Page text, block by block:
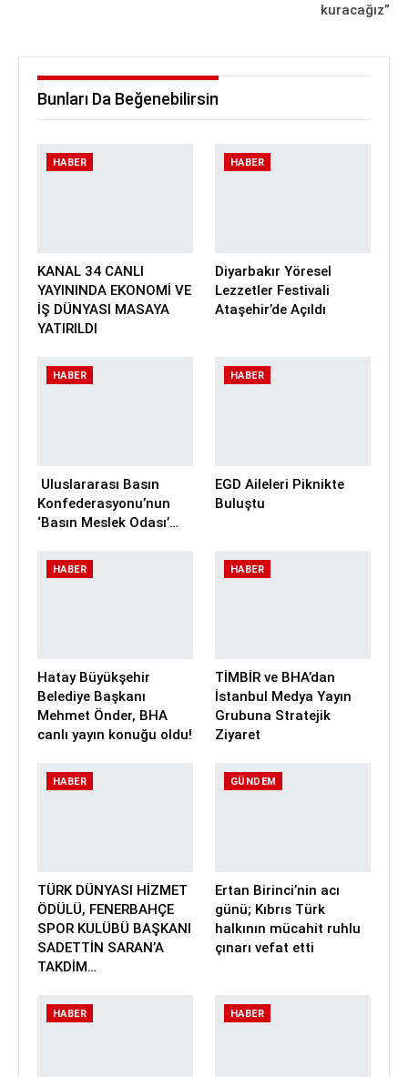
kuracağız”
Bunları Da Beğenebilirsin
HABER
KANAL 34 CANLI
YAYININDA EKONOMİ VE
İŞ DÜNYASI MASAYA
YATIRILDI
HABER
Diyarbakır Yöresel
Lezzetler Festivali
Ataşehir’de Açıldı
HABER
Uluslararası Basın
Konfederasyonu’nun
‘Basın Meslek Odası’…
HABER
EGD Aileleri Piknikte
Buluştu
HABER
Hatay Büyükşehir
Belediye Başkanı
Mehmet Önder, BHA
canlı yayın konuğu oldu!
HABER
TİMBİR ve BHA’dan
İstanbul Medya Yayın
Grubuna Stratejik
Ziyaret
HABER
TÜRK DÜNYASI HİZMET
ÖDÜLÜ, FENERBAHÇE
SPOR KULÜBÜ BAŞKANI
SADETTİN SARAN’A
TAKDİM…
GÜNDEM
Ertan Birinci’nin acı
günü; Kıbrıs Türk
halkının mücahit ruhlu
çınarı vefat etti
HABER HABER